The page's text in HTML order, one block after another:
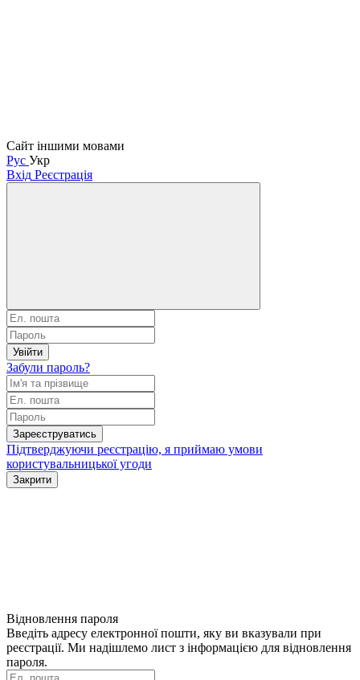
Сайт іншими мовами
Рус Укр
Вхід Реєстрація
Увійти
Забули пароль?
Зареєструватись
Підтверджуючи реєстрацію, я приймаю умови
користувальницької угоди
Закрити
Відновлення пароля
Введіть адресу електронної пошти, яку ви вказували при
реєстрації. Ми надішлемо лист з інформацією для відновлення
пароля.